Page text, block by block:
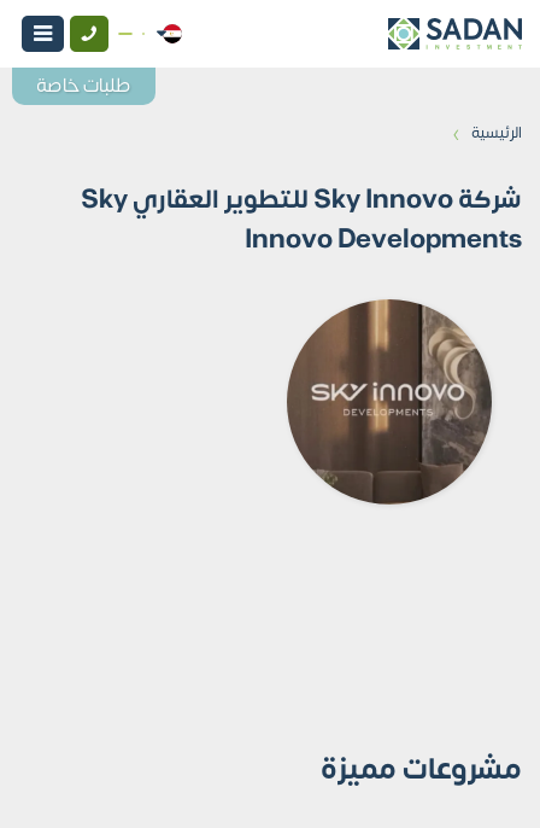
الرئيسية ›
شركة Sky Innovo للتطوير العقاري Sky
Innovo Developments
مشروعات مميزة
طلبات خاصة